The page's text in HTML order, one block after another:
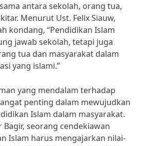
antara sekolah, orang tua,
Menurut Ust. Felix Siauw,
kondang, “Pendidikan Islam
jawab sekolah, tetapi juga
tua dan masyarakat dalam
yang islami.”
yang mendalam terhadap
penting dalam mewujudkan
Islam dalam masyarakat.
seorang cendekiawan
Islam harus mengajarkan nilai-